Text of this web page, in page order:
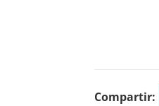
Compartir: